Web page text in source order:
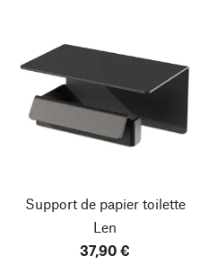
Support de papier toilette
Len
37,90 €